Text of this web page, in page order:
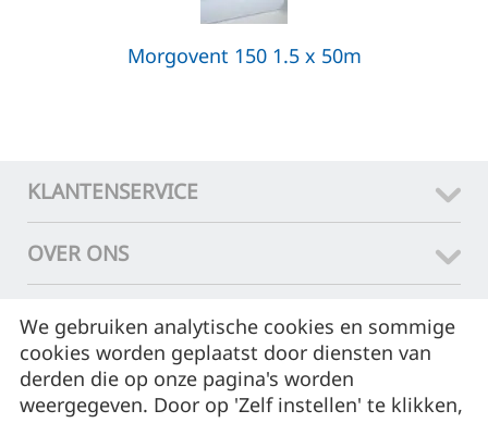
Morgovent 150 1.5 x 50m
KLANTENSERVICE
OVER ONS
CONTACT
ASSORTIMENT
We gebruiken analytische cookies en sommige
cookies worden geplaatst door diensten van
derden die op onze pagina's worden
weergegeven. Door op 'Zelf instellen' te klikken,